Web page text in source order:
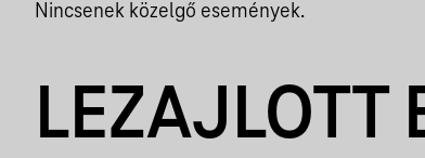
Nincsenek közelgő események.
LEZAJLOTT